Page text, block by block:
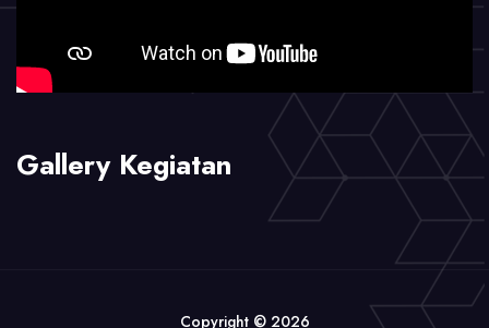
Gallery Kegiatan
Copyright © 2026